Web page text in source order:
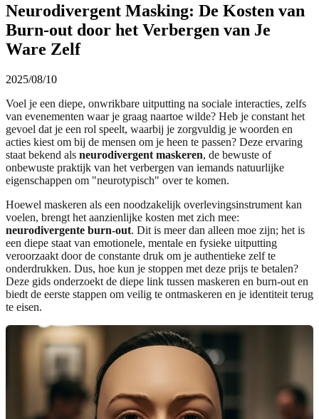
Neurodivergent Masking: De Kosten van
Burn-out door het Verbergen van Je
Ware Zelf
2025/08/10
Voel je een diepe, onwrikbare uitputting na sociale interacties, zelfs
van evenementen waar je graag naartoe wilde? Heb je constant het
gevoel dat je een rol speelt, waarbij je zorgvuldig je woorden en
acties kiest om bij de mensen om je heen te passen? Deze ervaring
staat bekend als neurodivergent maskeren, de bewuste of
onbewuste praktijk van het verbergen van iemands natuurlijke
eigenschappen om "neurotypisch" over te komen.
Hoewel maskeren als een noodzakelijk overlevingsinstrument kan
voelen, brengt het aanzienlijke kosten met zich mee:
neurodivergente burn-out. Dit is meer dan alleen moe zijn; het is
een diepe staat van emotionele, mentale en fysieke uitputting
veroorzaakt door de constante druk om je authentieke zelf te
onderdrukken. Dus, hoe kun je stoppen met deze prijs te betalen?
Deze gids onderzoekt de diepe link tussen maskeren en burn-out en
biedt de eerste stappen om veilig te ontmaskeren en je identiteit terug
te eisen.